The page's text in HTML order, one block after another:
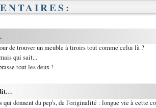
de trouver un meuble à tiroirs tout comme celui là ?
qui sait...
tout les deux !
qui donnent du pep's, de l'originalité : longue vie à cette